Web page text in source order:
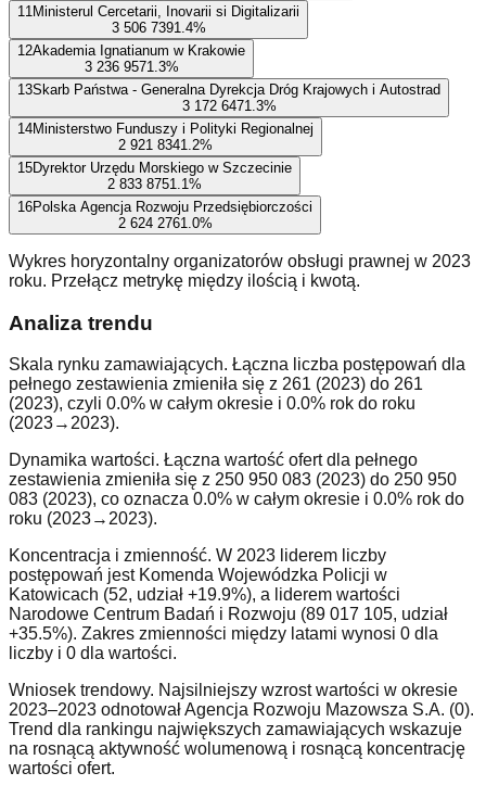
11 Ministerul Cercetarii, Inovarii si Digitalizarii
3 506 7391.4%
12Akademia Ignatianum w Krakowie
3 236 9571.3%
13Skarb Państwa - Generalna Dyrekcja Dróg Krajowych i Autostrad
3 172 6471.3%
14Ministerstwo Funduszy i Polityki Regionalnej
2 921 8341.2%
15Dyrektor Urzędu Morskiego w Szczecinie
2 833 8751.1 %
16Polska Agencja Rozwoju Przedsiębiorczości
2 624 2761.0%
Wykres horyzontalny organizatorów obsługi prawnej w 2023
roku. Przełącz metrykę między ilością i kwotą.
Analiza trendu
Skala rynku zamawiających. Łączna liczba postępowań dla
pełnego zestawienia zmieniła się z 261 (2023) do 261
(2023), czyli 0.0% w całym okresie i 0.0% rok do roku
(2023→2023).
Dynamika wartości. Łączna wartość ofert dla pełnego
zestawienia zmieniła się z 250 950 083 (2023) do 250 950
083 (2023), co oznacza 0.0% w całym okresie i 0.0% rok do
roku (2023→2023).
Koncentracja i zmienność. W 2023 liderem liczby
postępowań jest Komenda Wojewódzka Policji w
Katowicach (52, udział +19.9%), a liderem wartości
Narodowe Centrum Badań i Rozwoju (89 017 105, udział
+35.5%). Zakres zmienności między latami wynosi 0 dla
liczby i 0 dla wartości.
Wniosek trendowy. Najsilniejszy wzrost wartości w okresie
2023–2023 odnotował Agencja Rozwoju Mazowsza S.A. (0).
Trend dla rankingu największych zamawiających wskazuje
na rosnącą aktywność wolumenową i rosnącą koncentrację
wartości ofert.